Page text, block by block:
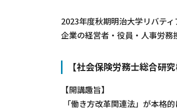
2023年度秋期明治大学リバテ
企業の経営者・役員・人事労務
【社会保険労務士総合研
【開講趣旨】
「働き方改革関連法」が本格